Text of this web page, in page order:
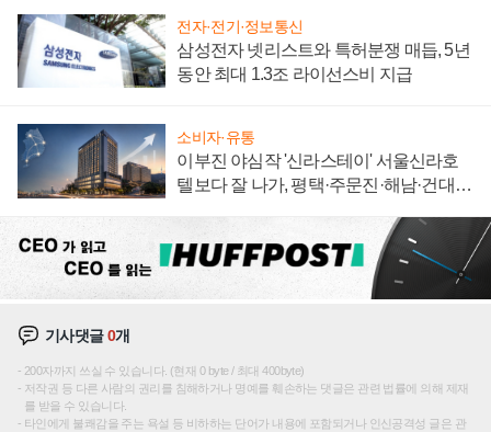
전자·전기·정보통신
삼성전자 넷리스트와 특허분쟁 매듭, 5년
동안 최대 1.3조 라이선스비 지급
소비자·유통
이부진 야심작 '신라스테이' 서울신라호
텔보다 잘 나가, 평택·주문진·해남·건대로
기사댓글0개
200자까지 쓰실 수 있습니다. (현재 0 byte / 최대 400byte)
저작권 등 다른 사람의 권리를 침해하거나 명예를 훼손하는 댓글은 관련 법률에 의해 제재
를 받을 수 있습니다.
타인에게 불쾌감을 주는 욕설 등 비하하는 단어가 내용에 포함되거나 인신공격성 글은 관